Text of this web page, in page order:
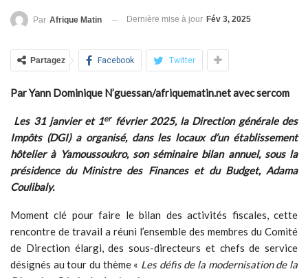
Par Afrique Matin Dernière mise à jour Fév 3, 2025
Partagez Facebook Twitter
Par Yann Dominique N’guessan/afriquematin.net avec sercom
Les 31 janvier et 1erfévrier 2025, la Direction générale des
Impôts (DGI) a organisé, dans les locaux d’un établissement
hôtelier à Yamoussoukro, son séminaire bilan annuel, sous la
présidence du Ministre des Finances et du Budget, Adama
Coulibaly.
Moment clé pour faire le bilan des activités fiscales, cette
rencontre de travail a réuni l’ensemble des membres du Comité
de Direction élargi, des sous-directeurs et chefs de service
désignés au tour du thème « Les défis de la modernisation de la